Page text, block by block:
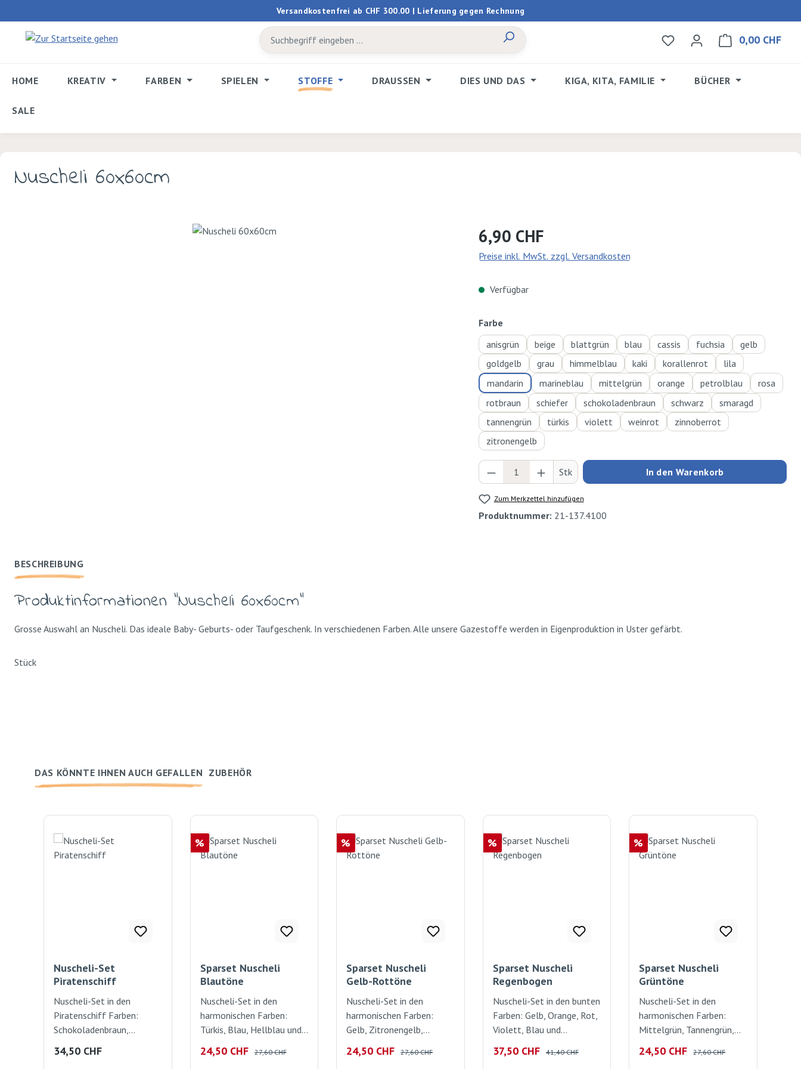
Versandkostenfrei ab CHF 300.00 | Lieferung gegen Rechnung
Du hast 0 Produkte auf
0,00 CHF
HOME KREATIV FARBEN SPIELEN STOFFE DRAUSSEN DIES UND DAS KIGA, KITA, FAMILIE BÜCHER
SALE
Nuscheli 60x60cm
Regulärer Preis:
6,90 CHF
Preise inkl. MwSt. zzgl. Versandkosten
Verfügbar
Farbe
anisgrün
beige blattgrün blau cassis fuchsia
gelb
goldgelb
grau himmelblau kaki korallenrot
lila
mandarin
marineblau mittelgrün orange petrolblau
rosa
rotbraun
schiefer schokoladenbraun schwarz
smaragd
tannengrün
türkis violett weinrot
zinnoberrot
zitronengelb
Produkt Anzahl: Gib den gewünschten Wert ein
Stk In den Warenkorb
Zum Merkzettel hinzufügen
Produktnummer: 21-137.4100
BESCHREIBUNG
Produktinformationen "Nuscheli 60x60cm"
Grosse Auswahl an Nuscheli. Das ideale Baby- Geburts- oder Taufgeschenk. In verschiedenen Farben. Alle unsere Gazestoffe werden in Eigenproduktion in Uster gefärbt.
Stück
DAS KÖNNTE IHNEN AUCH GEFALLEN ZUBEHÖR
Nuscheli-Set
Piratenschiff
Nuscheli-Set in den
Piratenschiff Farben:
Schokoladenbraun,
und Petrolblau, je 60cm x
Regulärer Preis:
34,50 CHF
Rabatt
%
Sparset Nuscheli
Blautöne
Nuscheli-Set in den
harmonischen Farben:
Türkis, Blau, Hellblau und
Das ideale Baby- Geburts-
Verkaufspreis:
24,50 CHF Regulärer Preis:
27,60 CHF
Rabatt
%
Sparset Nuscheli
Gelb-Rottöne
Nuscheli-Set in den
harmonischen Farben:
Gelb, Zitronengelb,
Zinnoberrot. je 60cm x
Verkaufspreis:
24,50 CHF Regulärer Preis:
27,60 CHF
Rabatt
%
Sparset Nuscheli
Regenbogen
Nuscheli-Set in den bunten
Farben: Gelb, Orange, Rot,
Violett, Blau und
60cm. Das ideale Baby-
Verkaufspreis:
37,50 CHF Regulärer Preis:
41,40 CHF
Rabatt
%
Sparset Nuscheli
Grüntöne
Nuscheli-Set in den
harmonischen Farben:
Mittelgrün, Tannengrün,
Smaragdgrün. je 60cm x
Verkaufspreis:
24,50 CHF Regulärer Preis:
27,60 CHF